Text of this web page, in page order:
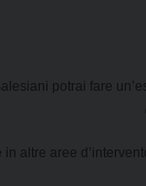
potrai fare
in altre aree